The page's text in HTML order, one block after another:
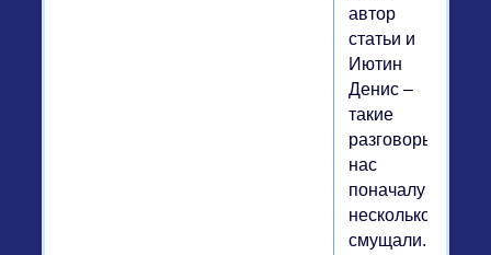
автор
статьи и
Иютин
Денис –
такие
разговоры
нас
поначалу
несколько
смущали.